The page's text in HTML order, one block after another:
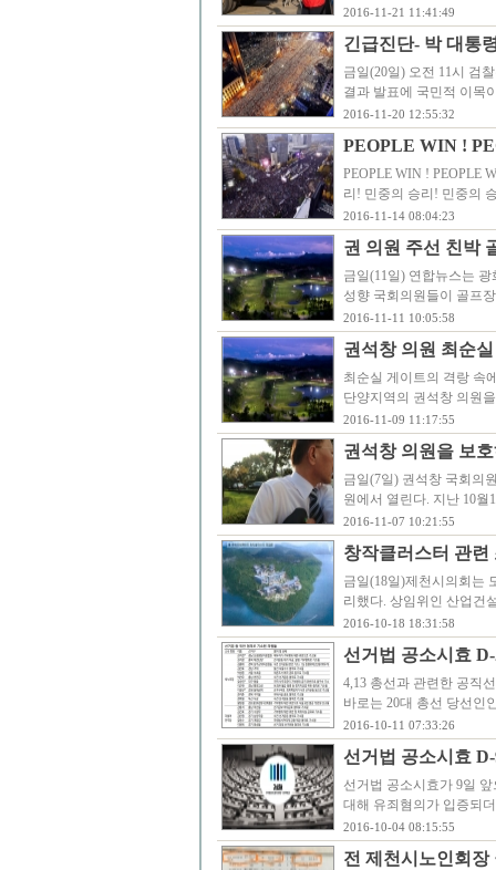
2016-11-21 11:41:49
긴급진단- 박 대통
금일(20일) 오전 11시 검
결과 발표에 국민적 이목
2016-11-20 12:55:32
PEOPLE WIN !
PEOPLE WIN ! PEOPLE
리! 민중의 승리! 민중의
2016-11-14 08:04:23
권 의원 주선 친박
금일(11일) 연합뉴스는
성향 국회의원들이 골프
2016-11-11 10:05:58
권석창 의원 최순
최순실 게이트의 격랑 속
단양지역의 권석창 의원
2016-11-09 11:17:55
권석창 의원을 보
금일(7일) 권석창 국회의
원에서 열린다. 지난 10
2016-11-07 10:21:55
창작클러스터 관
금일(18일)제천시의회는
리했다. 상임위인 산업건
2016-10-18 18:31:58
선거법 공소시효
4,13 총선과 관련한 공직
바로는 20대 총선 당선인
2016-10-11 07:33:26
선거법 공소시효
선거법 공소시효가 9일
대해 유죄혐의가 입증되
2016-10-04 08:15:55
전 제천시노인회장